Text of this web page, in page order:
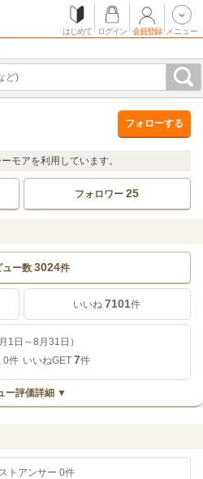
はじめて ログイン 会員登録 メニュー
フォローする
モアを利用しています。
フォロワー25
ュー数 3024件
いいね7101件
1日～8月31日）
0件 いいねGET 7件
ー評価詳細 ▼
トアンサー 0件